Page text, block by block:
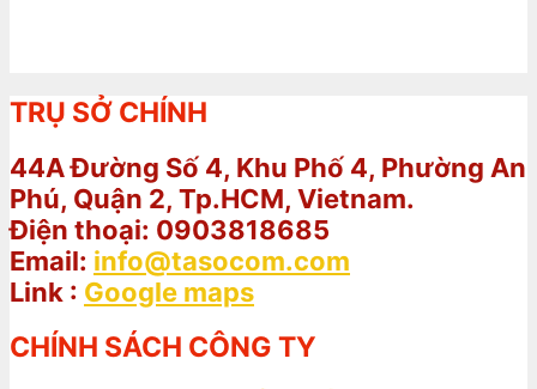
TRỤ SỞ CHÍNH
44A Đường Số 4, Khu Phố 4, Phường An
Phú, Quận 2, Tp.HCM, Vietnam.
Điện thoại: 0903818685
Email: info@tasocom.com
Link : Google maps
CHÍNH SÁCH CÔNG TY